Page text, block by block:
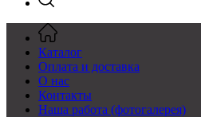
Каталог
Оплата и доставка
О нас
Контакты
Наша работа (фотогалерея)